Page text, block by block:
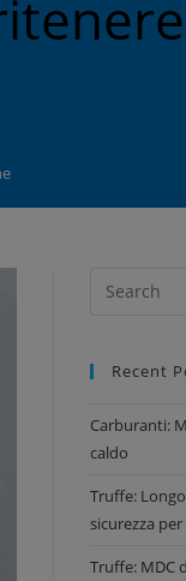
Recent
Carburanti:
caldo
Truffe:
sicurezza
Truffe: MDC